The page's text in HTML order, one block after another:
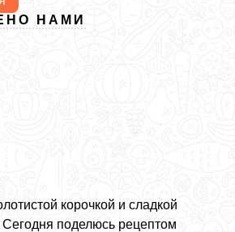
НАМИ
корочкой и сладкой
поделюсь рецептом